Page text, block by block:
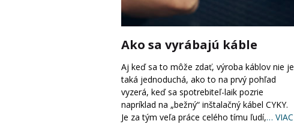
Ako sa vyrábajú káble
Aj keď sa to môže zdať, výroba káblov nie je
taká jednoduchá, ako to na prvý pohľad
vyzerá, keď sa spotrebiteľ-laik pozrie
napríklad na „bežný“ inštalačný kábel CYKY.
Je za tým veľa práce celého tímu ľudí,… VIAC